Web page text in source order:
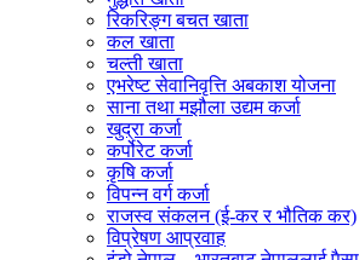
रिकरिङ्ग बचत खाता
कल खाता
चल्ती खाता
एभरेष्ट सेवानिवृत्ति अबकाश योजना
साना तथा मझौला उद्यम कर्जा
खुद्रा कर्जा
कर्पोरेट कर्जा
कृषि कर्जा
विपन्न वर्ग कर्जा
राजस्व संकलन (ई-कर र भौतिक कर)
विप्रेषण आप्रवाह